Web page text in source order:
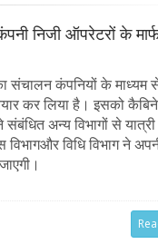
निजी ऑपरेटरों के
संचालन कंपनियों के माध्यम
कर लिया है। इसको
अन्य विभागों से यात्री
विधि विभाग ने
और मॉइश्चराइजर
mp mirror samachar